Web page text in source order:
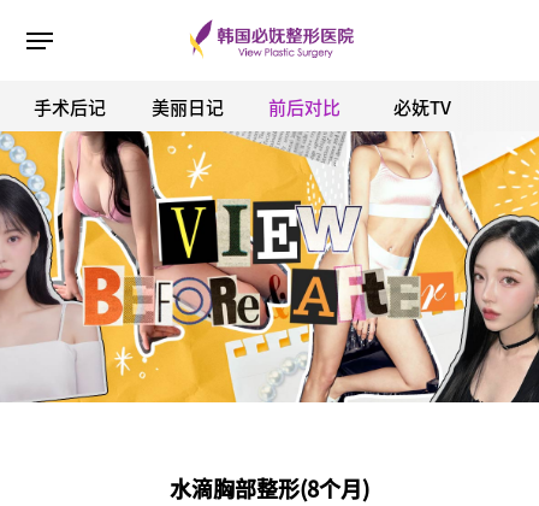
ESC 버튼을 누르면 검색창을 닫을 수 있습니다.
手术后记 美丽日记 前后对比 必妩TV
水滴胸部整形(8个月)